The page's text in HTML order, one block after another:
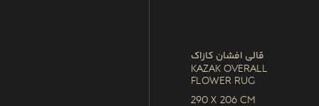
قالی افشان کازاک
Kazak Overall
Flower Rug
290 x 206 CM